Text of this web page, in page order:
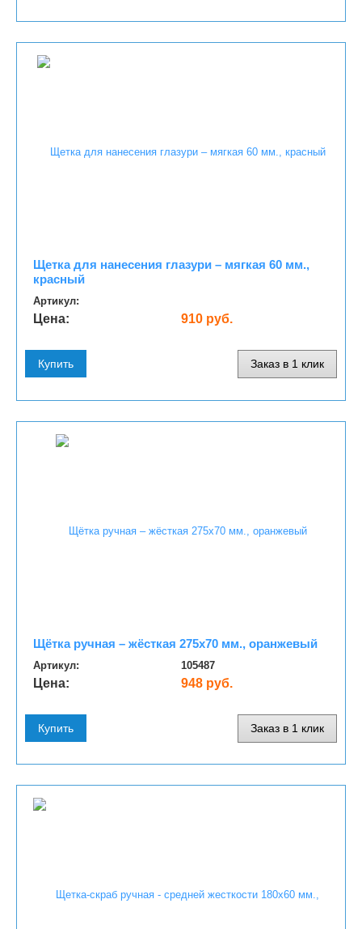
Щетка для нанесения глазури – мягкая 60 мм.,
красный
Артикул:
Цена: 910 руб.
Купить Заказ в 1 клик
Щётка ручная – жёсткая 275х70 мм., оранжевый
Артикул: 105487
Цена: 948 руб.
Купить Заказ в 1 клик